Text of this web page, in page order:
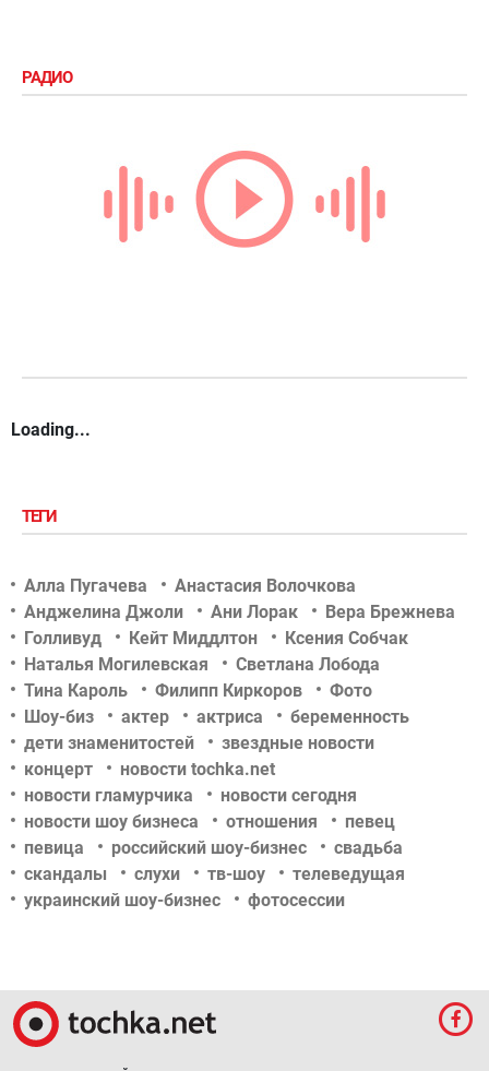
РАДИО
Loading...
ТЕГИ
Алла Пугачева
Анастасия Волочкова
Анджелина Джоли
Ани Лорак
Вера Брежнева
Голливуд
Кейт Миддлтон
Ксения Собчак
Наталья Могилевская
Светлана Лобода
Тина Кароль
Филипп Киркоров
Фото
Шоу-биз
актер актриса
беременность
дети знаменитостей
звездные новости
концерт
новости tochka.net
новости гламурчика
новости сегодня
новости шоу бизнеса
отношения
певец
певица
российский шоу-бизнес
свадьба
скандалы
слухи тв-шоу
телеведущая
украинский шоу-бизнес
фотосессии